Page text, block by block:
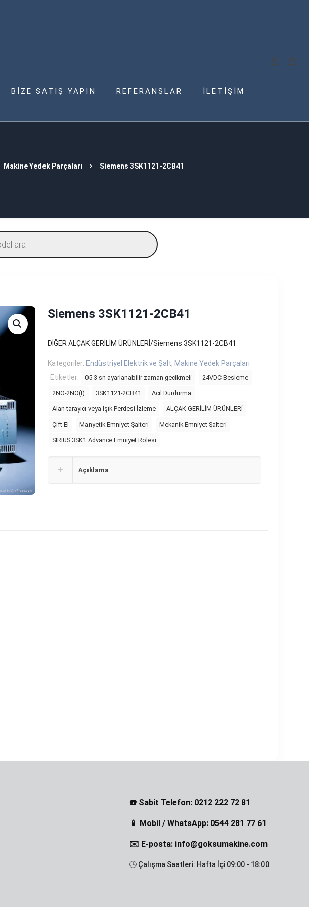
BİZE SATIŞ YAPIN REFERANSLAR İLETİŞİM
Makine Yedek Parçaları Siemens 3SK1121-2CB41
Siemens 3SK1121-2CB41
DİĞER ALÇAK GERİLİM ÜRÜNLERİ/Siemens 3SK1121-2CB41
Kategoriler: Endüstriyel Elektrik ve Şalt, Makine Yedek Parçaları
Etiketler:
05-3 sn ayarlanabilir zaman gecikmeli 24VDC Besleme
2NO-2NO(t) 3SK1121-2CB41 Acil Durdurma
Alan tarayıcı veya Işık Perdesi İzleme ALÇAK GERİLİM ÜRÜNLERİ
Çift-El Manyetik Emniyet Şalteri Mekanik Emniyet Şalteri
SIRIUS 3SK1 Advance Emniyet Rölesi
Açıklama
☎️ Sabit Telefon: 0212 222 72 81
📱 Mobil / WhatsApp: 0544 281 77 61
✉️ E-posta: info@goksumakine.com
🕒 Çalışma Saatleri: Hafta İçi 09:00 - 18:00